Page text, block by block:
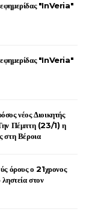
"InVeria"
"InVeria"
νέος Διοικητής
Πέμπτη (23/1) η
στη Βέροια
όρους ο 21χρονος
στον